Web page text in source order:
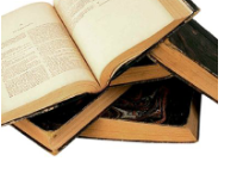
НА
СЕМИНАР
ОБУКЕ
АДВОКАТСКИХ